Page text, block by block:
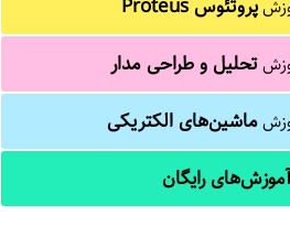
تحلیل و طراحی مدار
ماشین‌های الکتریکی
آموزش‌های رایگان